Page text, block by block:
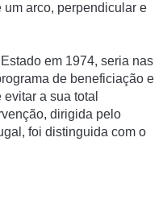
arco, perpendicular e
em 1974, seria nas
de beneficiação e
a sua total
dirigida pelo
foi distinguida com o